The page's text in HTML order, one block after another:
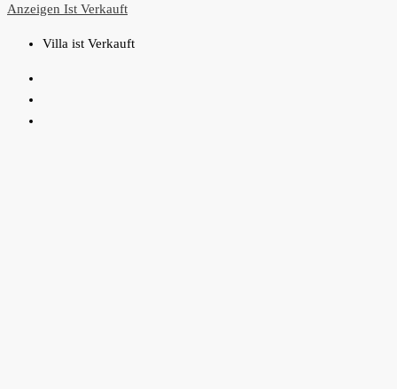
Anzeigen Ist Verkauft
Villa ist Verkauft